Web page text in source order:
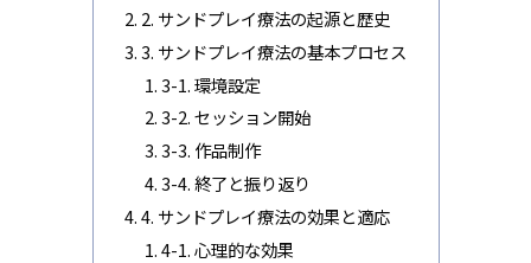
2. サンドプレイ療法の起源と歴史
3. サンドプレイ療法の基本プロセス
3-1. 環境設定
3-2. セッション開始
3-3. 作品制作
3-4. 終了と振り返り
4. サンドプレイ療法の効果と適応
4-1. 心理的な効果